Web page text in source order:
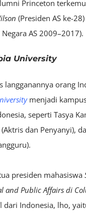
Princeton
(Presiden AS ke-
Negara AS 2009–2017).
University
langganannya orang
menjadi
seperti Tasya
dan Penyanyi),
presiden mahasiswa
and Public Affairs di
dari Indonesia, lho,